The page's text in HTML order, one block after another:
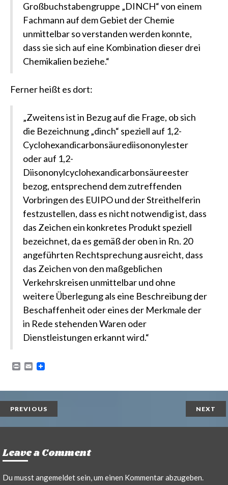
Großbuchstabengruppe „DINCH“ von einem
Fachmann auf dem Gebiet der Chemie
unmittelbar so verstanden werden konnte,
dass sie sich auf eine Kombination dieser drei
Chemikalien beziehe.“
Ferner heißt es dort:
„Zweitens ist in Bezug auf die Frage, ob sich
die Bezeichnung „dinch“ speziell auf 1,2-
Cyclohexandicarbonsäurediisononylester
oder auf 1,2-
Diisononylcyclohexandicarbonsäureester
bezog, entsprechend dem zutreffenden
Vorbringen des EUIPO und der Streithelferin
festzustellen, dass es nicht notwendig ist, dass
das Zeichen ein konkretes Produkt speziell
bezeichnet, da es gemäß der oben in Rn. 20
angeführten Rechtsprechung ausreicht, dass
das Zeichen von den maßgeblichen
Verkehrskreisen unmittelbar und ohne
weitere Überlegung als eine Beschreibung der
Beschaffenheit oder eines der Merkmale der
in Rede stehenden Waren oder
Dienstleistungen erkannt wird.“
P
n
t
E
i
l
PREVIOUS NEXT
Leave a Comment
Du musstangemeldetsein, um einen Kommentar abzugeben.